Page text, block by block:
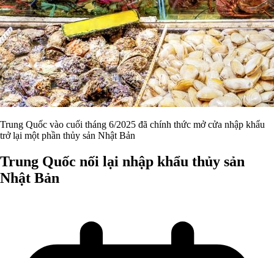
Trung Quốc vào cuối tháng 6/2025 đã chính thức mở cửa nhập khẩu
trở lại một phần thủy sản Nhật Bản
Trung Quốc nối lại nhập khẩu thủy sản
Nhật Bản